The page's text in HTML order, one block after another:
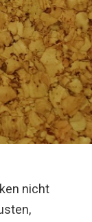
nicht